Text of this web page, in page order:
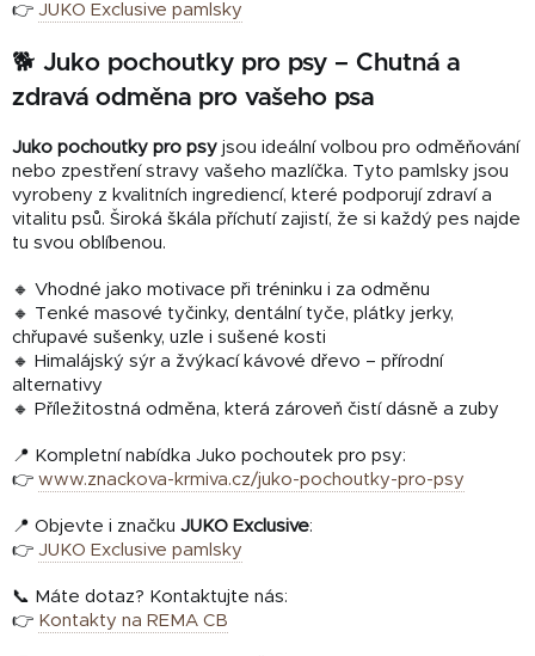
👉 JUKO Exclusive pamlsky
🐕 Juko pochoutky pro psy – Chutná a
zdravá odměna pro vašeho psa
Juko pochoutky pro psy jsou ideální volbou pro odměňování
nebo zpestření stravy vašeho mazlíčka. Tyto pamlsky jsou
vyrobeny z kvalitních ingrediencí, které podporují zdraví a
vitalitu psů. Široká škála příchutí zajistí, že si každý pes najde
tu svou oblíbenou.
🔸 Vhodné jako motivace při tréninku i za odměnu
🔸 Tenké masové tyčinky, dentální tyče, plátky jerky,
chřupavé sušenky, uzle i sušené kosti
🔸 Himalájský sýr a žvýkací kávové dřevo – přírodní
alternativy
🔸 Příležitostná odměna, která zároveň čistí dásně a zuby
📍 Kompletní nabídka Juko pochoutek pro psy:
👉 www.znackova-krmiva.cz/juko-pochoutky-pro-psy
📍 Objevte i značku JUKO Exclusive:
👉 JUKO Exclusive pamlsky
📞 Máte dotaz? Kontaktujte nás:
👉 Kontakty na REMA CB